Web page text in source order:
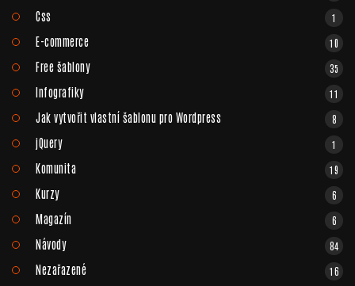
Css 1
E-commerce 10
Free šablony 35
Infografiky 11
Jak vytvořit vlastní šablonu pro Wordpress 8
jQuery 1
Komunita 19
Kurzy 6
Magazín 6
Návody 84
Nezařazené 16